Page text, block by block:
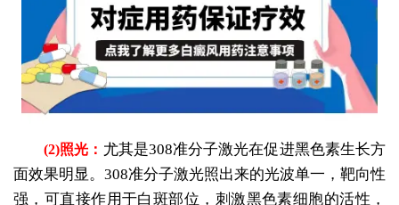
(2)照光： 尤其是308准分子激光在促进黑色素生长方
面效果明显。308准分子激光照出来的光波单一，靶向性
强，可直接作用于白斑部位，刺激黑色素细胞的活性，